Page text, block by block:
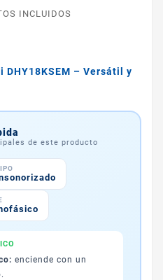
INCLUIDOS
DHY18KSEM – Versátil y
de este producto
enciende con un